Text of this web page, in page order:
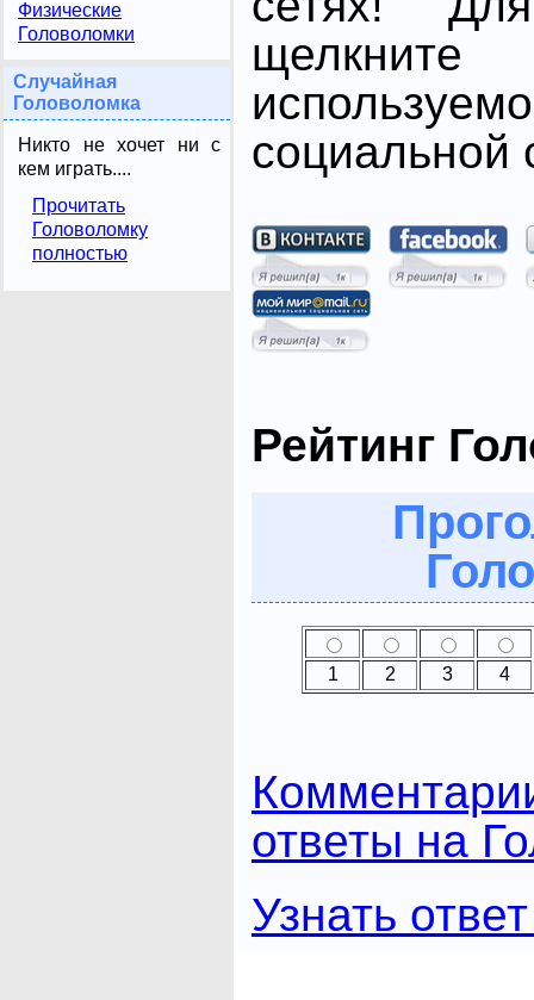
Физические
Головоломки
Случайная
Головоломка
Никто не хочет ни с
кем играть....
Прочитать
Головоломку
полностью
социальной
Рейтинг
1 2 3 4
ответы на
Узнать